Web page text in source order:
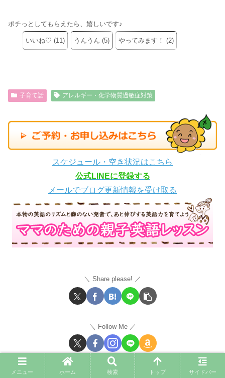
ポチっとしてもらえたら、嬉しいです♪
いいね♡ (11 ) うんうん (5) やってみます！ (2)
子育て話 アレルギー・化学物質過敏症対策
スケジュール・空き状況はこちら
公式LINEに登録する
メールでブログ更新情報を受け取る
Share please!
Follow Me
関連記事
メニュー ホーム 検索 トップ サイドバー